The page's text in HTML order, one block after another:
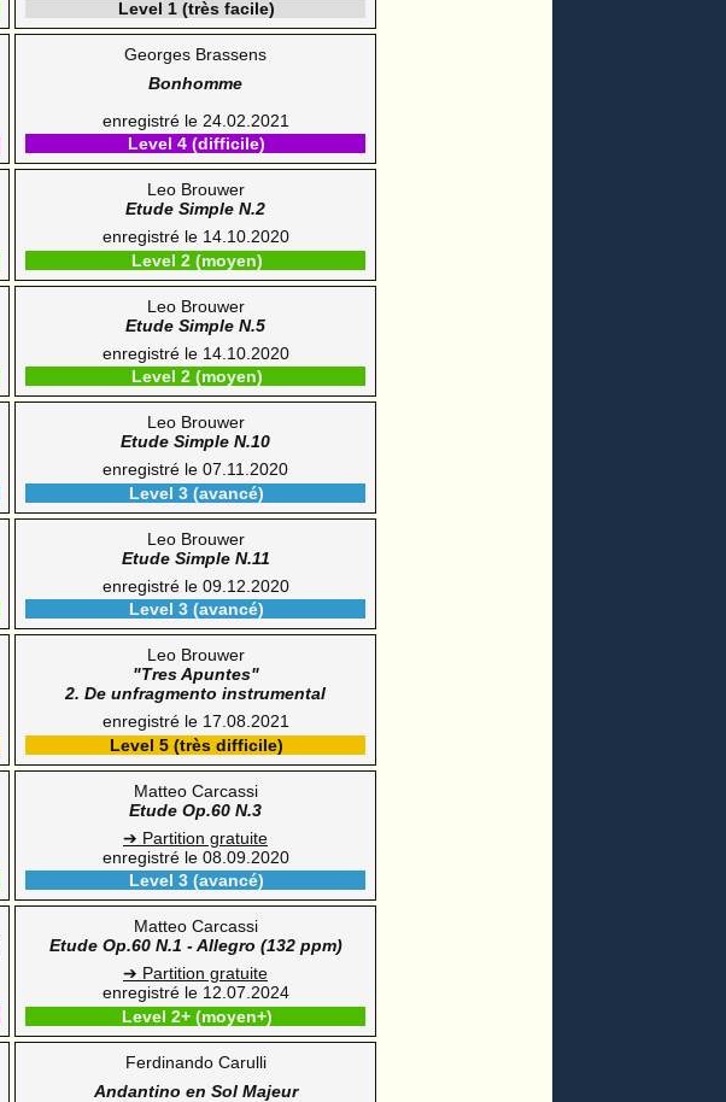
Level 1 (très facile)
Georges Brassens
Bonhomme
enregistré le 24.02.2021
Level 4 (difficile)
Leo Brouwer
Etude Simple N.2
enregistré le 14.10.2020
Level 2 (moyen)
Leo Brouwer
Etude Simple N.5
enregistré le 14.10.2020
Level 2 (moyen)
Leo Brouwer
Etude Simple N.10
enregistré le 07.11.2020
Level 3 (avancé)
Leo Brouwer
Etude Simple N.11
enregistré le 09.12.2020
Level 3 (avancé)
Leo Brouwer
"Tres Apuntes"
2. De unfragmento instrumental
enregistré le 17.08.2021
Level 5 (très difficile)
Matteo Carcassi
Etude Op.60 N.3
➔ Partition gratuite
enregistré le 08.09.2020
Level 3 (avancé)
Matteo Carcassi
Etude Op.60 N.1 - Allegro (132 ppm)
➔ Partition gratuite
enregistré le 12.07.2024
Level 2+ (moyen+)
Ferdinando Carulli
Andantino en Sol Majeur